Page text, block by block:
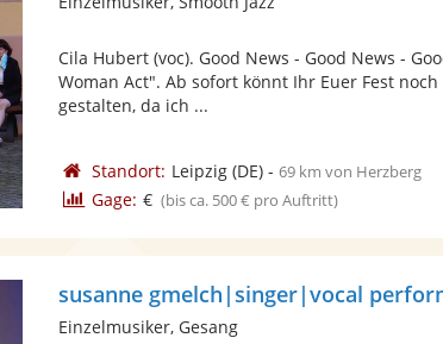
Cila Hubert (voc). Good News - Good News -
Woman Act". Ab sofort könnt Ihr Euer Fest
gestalten, da ich ...
Standort: Leipzig(DE)- 69 km von Herzberg
Gage: € (bis ca. 500 € pro Auftritt)
susanne gmelch|singer|vocal
Einzelmusiker, Gesang